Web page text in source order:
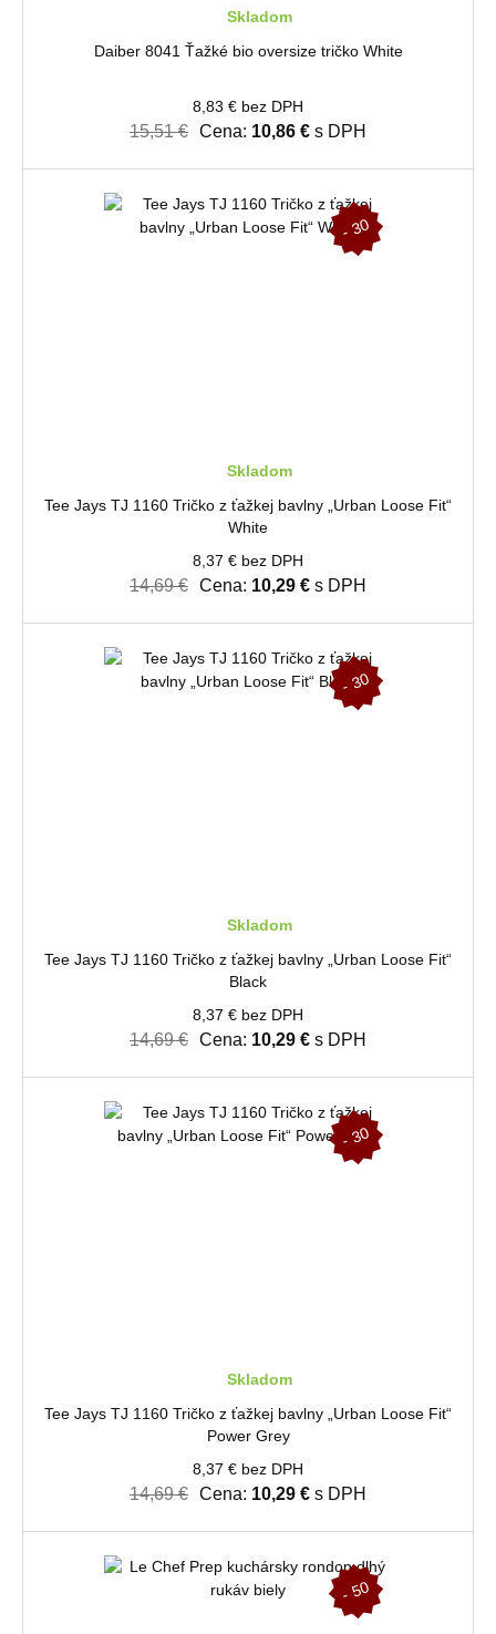
Skladom
Daiber 8041 Ťažké bio oversize tričko White
8,83 € bez DPH
15,51 € Cena: 10,86 € s DPH
-
3
0
Skladom
Tee Jays TJ 1160 Tričko z ťažkej bavlny „Urban Loose Fit“
White
8,37 € bez DPH
14,69 € Cena: 10,29 € s DPH
-
3
0
Skladom
Tee Jays TJ 1160 Tričko z ťažkej bavlny „Urban Loose Fit“
Black
8,37 € bez DPH
14,69 € Cena: 10,29 € s DPH
-
3
0
Skladom
Tee Jays TJ 1160 Tričko z ťažkej bavlny „Urban Loose Fit“
Power Grey
8,37 € bez DPH
14,69 € Cena: 10,29 € s DPH
-
5
0